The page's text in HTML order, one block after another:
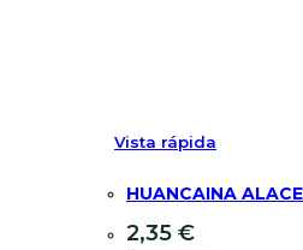
Vista rápida
HUANCAINA
2,35 €